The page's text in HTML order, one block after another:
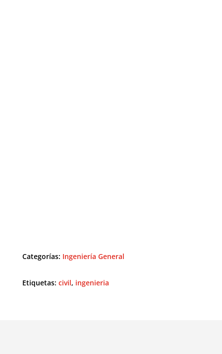
Categorías: Ingeniería General
Etiquetas: civil, ingenieria